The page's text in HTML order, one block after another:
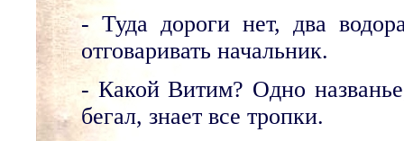
- Туда дороги нет, два
отговаривать начальник.
- Какой Витим? Одно
бегал, знает все тропки.